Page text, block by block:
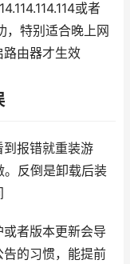
或者
，特别适合晚上网
由器才生效
报错就重装游
反倒是卸载后装
者版本更新会导
的习惯，能提前